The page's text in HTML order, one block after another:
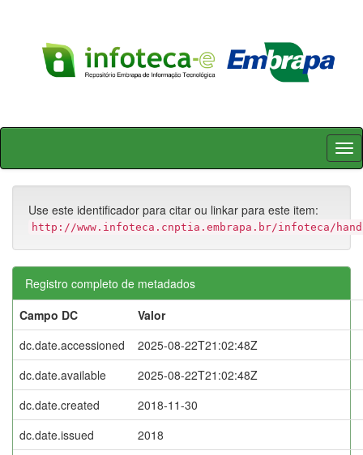
Skip
Use este identificador para citar ou linkar para este item:
http://www.infoteca.cnptia.embrapa.br/infoteca/
Registro completo de metadados
Campo DC
Valor
dc.date.accessioned
2025-08-22T21:02:48Z
dc.date.available
2025-08-22T21:02:48Z
dc.date.created
2018-11-30
dc.date.issued
2018